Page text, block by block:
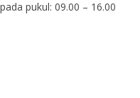
pukul: 09.00 – 16.00